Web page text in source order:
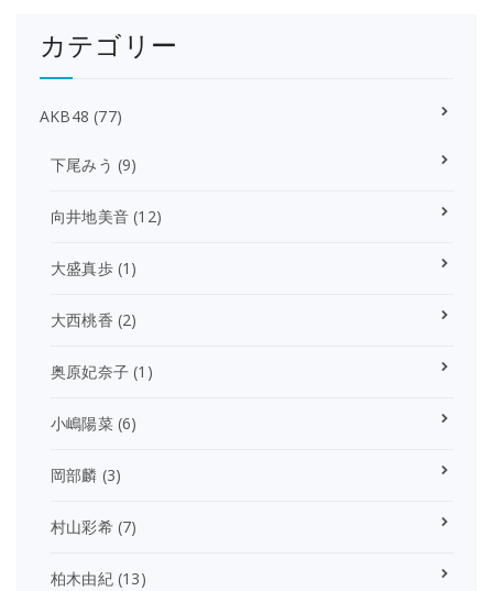
カテゴリー
AKB48 (77)
下尾みう (9)
向井地美音 (12)
大盛真歩(1)
大西桃香 (2)
奥原妃奈子 (1)
小嶋陽菜(6)
岡部麟 (3)
村山彩希(7)
柏木由紀(13)